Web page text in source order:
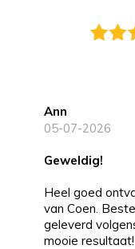
Ann
05-07-2026
Geweldig!
Heel goed
van Coen.
geleverd
mooie resultaat!